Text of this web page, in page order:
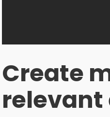
Create
relevant